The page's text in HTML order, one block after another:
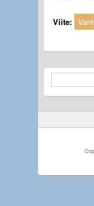
Viite: